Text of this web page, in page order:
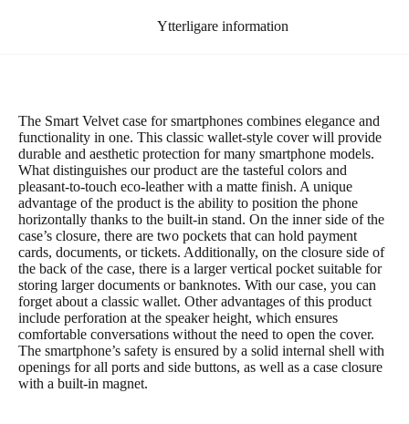
Ytterligare information
The Smart Velvet case for smartphones combines elegance and
functionality in one. This classic wallet-style cover will provide
durable and aesthetic protection for many smartphone models.
What distinguishes our product are the tasteful colors and
pleasant-to-touch eco-leather with a matte finish. A unique
advantage of the product is the ability to position the phone
horizontally thanks to the built-in stand. On the inner side of the
case’s closure, there are two pockets that can hold payment
cards, documents, or tickets. Additionally, on the closure side of
the back of the case, there is a larger vertical pocket suitable for
storing larger documents or banknotes. With our case, you can
forget about a classic wallet. Other advantages of this product
include perforation at the speaker height, which ensures
comfortable conversations without the need to open the cover.
The smartphone’s safety is ensured by a solid internal shell with
openings for all ports and side buttons, as well as a case closure
with a built-in magnet.